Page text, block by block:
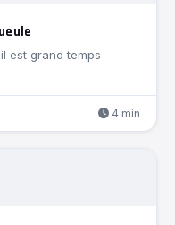
est grand temps
4 min